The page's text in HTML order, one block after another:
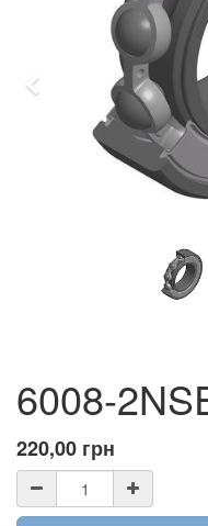
Previous
6008-
220,00 грн